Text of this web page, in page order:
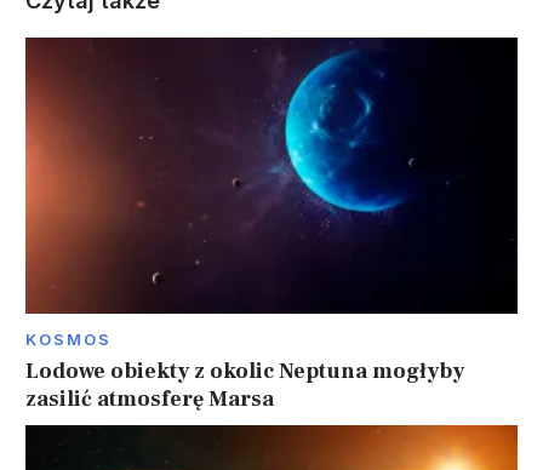
KOSMOS
Lodowe obiekty z okolic Neptuna mogłyby
zasilić atmosferę Marsa